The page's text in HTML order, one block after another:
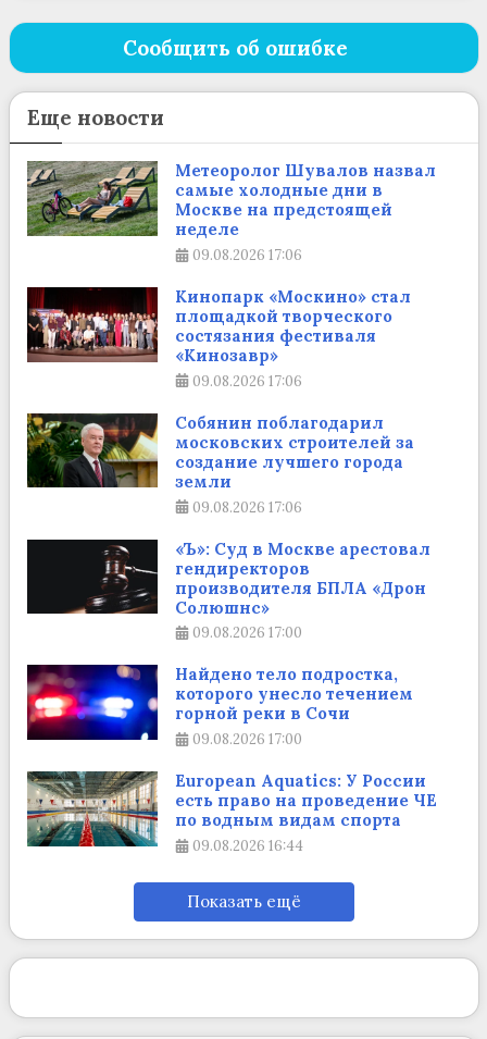
Сообщить об ошибке
Еще новости
Метеоролог Шувалов назвал
самые холодные дни в
Москве на предстоящей
неделе
09.08.2026 17:06
Кинопарк «Москино» стал
площадкой творческого
состязания фестиваля
«Кинозавр»
09.08.2026 17:06
Собянин поблагодарил
московских строителей за
создание лучшего города
земли
09.08.2026 17:06
«Ъ»: Суд в Москве арестовал
гендиректоров
производителя БПЛА «Дрон
Солюшнс»
09.08.2026 17:00
Найдено тело подростка,
которого унесло течением
горной реки в Сочи
09.08.2026 17:00
European Aquatics: У России
есть право на проведение ЧЕ
по водным видам спорта
09.08.2026 16:44
Показать ещё